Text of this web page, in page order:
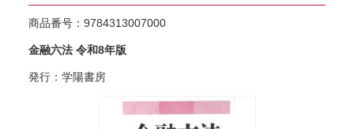
商品番号： 9784313007000
金融六法 令和8年版
発行：学陽書房